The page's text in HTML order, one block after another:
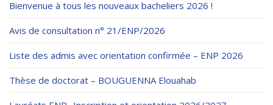
Bienvenue à tous les nouveaux bacheliers 2026 !
Avis de consultation n° 21/ENP/2026
Liste des admis avec orientation confirmée – ENP 2026
Thèse de doctorat – BOUGUENNA Elouahab